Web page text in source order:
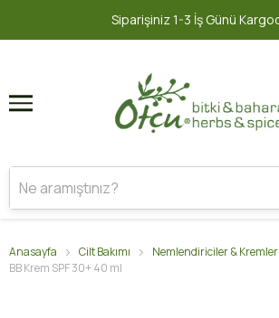
Siparişiniz 1-3 İş Günü Kargoda!
1 2
Anasayfa Cilt Bakımı
Nemlendiriciler & Kremler
BB Krem SPF 30+ 40 ml